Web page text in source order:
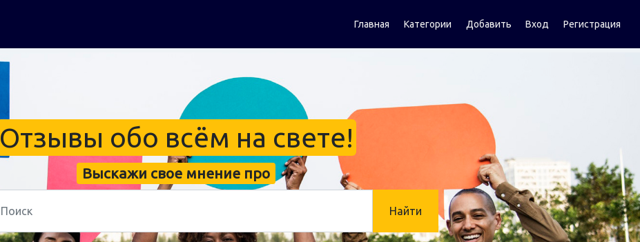
Главная Категории Добавить Вход Регистрация
Отзывы обо всём на свете!
Выскажи свое мнение про